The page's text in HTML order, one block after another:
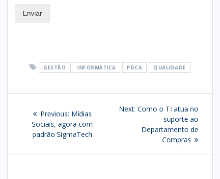
Enviar
GESTÃO INFORMATICA PDCA QUALIDADE
navigation
Previous: Previous
post:
Mídias
Sociais, agora com
padrão SigmaTech
Next: Next
Como o TI atua no
suporte ao
Departamento de
Compras